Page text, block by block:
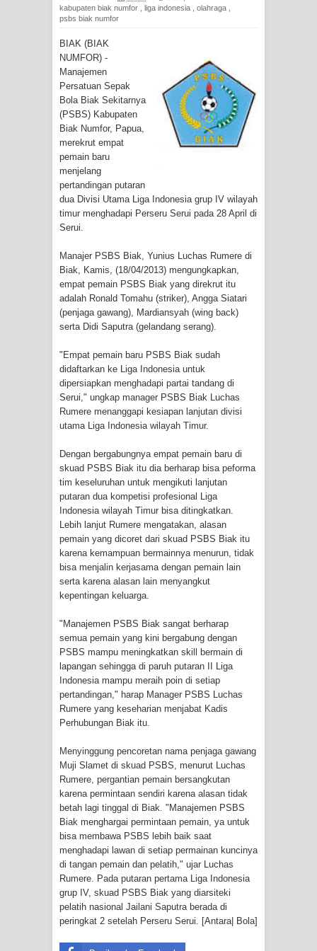
Tiga Personel Polresta Jayapura Kota
Kapolresta Jayapura Kota
Mengapresiasi Antusiasme Warga
Saat Nonton Bareng Final Piala Dunia
2026 di Lapangan Karang PTC Entrop
Kebakaran Hanguskan Satu Rumah
di Kompleks Asrama Polisi Sorong
Cenderawasih di Ujung Barat Papua
Profil Lengkap Provinsi Papua, Bumi
Cenderawasih di Ujung Timur
Profil Lengkap Aceh, Provinsi
Istimewa di Ujung Sumatera
Lima Rumah Pribadi Terbakar Di
Hamadi Jayapura Selatan
Gempa M3,3 Guncang Nabire, BMKG
Imbau Waspada Susulan
Mama-Mama Pasar Lama Sentani
Protes Tumpukan Sampah dengan
Menghambur ke Tengah Jalan
Polres Jayapura Terima Laporan
Hilangnya Agustina Ester Bonsapia
Marthen Medlama Sebut Pemprov
Papua Siapkan 1000 Kuota Beasiswa
Mace
BRI Region 18 Jayapura Salurkan
Bantuan CSR untuk RS Bhayangkara
Polda Papua pada Peringatan Hari
Bhayangkara ke-80
Indonesia Turns Remote Papua
kabupaten biak numfor
liga indonesia olahraga
psbs biak numfor
BIAK (BIAK
NUMFOR) -
Manajemen
Persatuan Sepak
Bola Biak Sekitarnya
(PSBS) Kabupaten
Biak Numfor, Papua,
merekrut empat
pemain baru
menjelang
pertandingan putaran
dua Divisi Utama Liga Indonesia grup IV wilayah
timur menghadapi Perseru Serui pada 28 April di
Serui.
Manajer PSBS Biak, Yunius Luchas Rumere di
Biak, Kamis, (18/04/2013) mengungkapkan,
empat pemain PSBS Biak yang direkrut itu
adalah Ronald Tomahu (striker), Angga Siatari
(penjaga gawang), Mardiansyah (wing back)
serta Didi Saputra (gelandang serang).
"Empat pemain baru PSBS Biak sudah
didaftarkan ke Liga Indonesia untuk
dipersiapkan menghadapi partai tandang di
Serui," ungkap manager PSBS Biak Luchas
Rumere menanggapi kesiapan lanjutan divisi
utama Liga Indonesia wilayah Timur.
Dengan bergabungnya empat pemain baru di
skuad PSBS Biak itu dia berharap bisa peforma
tim keseluruhan untuk mengikuti lanjutan
putaran dua kompetisi profesional Liga
Indonesia wilayah Timur bisa ditingkatkan.
Lebih lanjut Rumere mengatakan, alasan
pemain yang dicoret dari skuad PSBS Biak itu
karena kemampuan bermainnya menurun, tidak
bisa menjalin kerjasama dengan pemain lain
serta karena alasan lain menyangkut
kepentingan keluarga.
"Manajemen PSBS Biak sangat berharap
semua pemain yang kini bergabung dengan
PSBS mampu meningkatkan skill bermain di
lapangan sehingga di paruh putaran II Liga
Indonesia mampu meraih poin di setiap
pertandingan," harap Manager PSBS Luchas
Rumere yang keseharian menjabat Kadis
Perhubungan Biak itu.
Menyinggung pencoretan nama penjaga gawang
Muji Slamet di skuad PSBS, menurut Luchas
Rumere, pergantian pemain bersangkutan
karena permintaan sendiri karena alasan tidak
betah lagi tinggal di Biak. "Manajemen PSBS
Biak menghargai permintaan pemain, ya untuk
bisa membawa PSBS lebih baik saat
menghadapi lawan di setiap permainan kuncinya
di tangan pemain dan pelatih," ujar Luchas
Rumere. Pada putaran pertama Liga Indonesia
grup IV, skuad PSBS Biak yang diarsiteki
pelatih nasional Jailani Saputra berada di
peringkat 2 setelah Perseru Serui. [Antara| Bola]